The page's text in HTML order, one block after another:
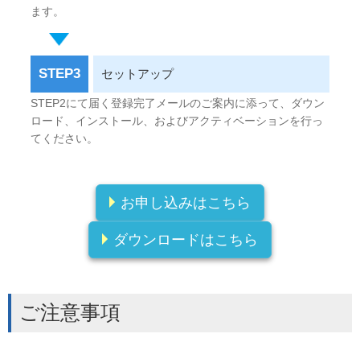
ます。
STEP3 セットアップ
STEP2にて届く登録完了メールのご案内に添って、ダウン
ロード、インストール、およびアクティベーションを行っ
てください。
お申し込みはこちら
ダウンロードはこちら
ご注意事項